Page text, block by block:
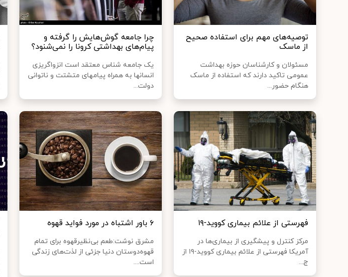
توصیه‌های مهم برای استفاده صحیح
از ماسک
مسئولان و کارشناسان حوزه بهداشت
عمومی تاکید دارند که استفاده از ماسک
هنگام حضور...
چرا جامعه گوش‌هایش را گرفته و
پیام‌های بهداشتی کرونا را نمی‌شنود؟
یک جامعه شناس معتقد است انزواگریزی
انسانها به همراه پیامهای متشتت و ناتوانی
دولت...
فهرستی از علائم بیماری کووید-۱۹
مرکز کنترل و پیشگیری از بیماری‌ها در
آمریکا فهرستی از علائم بیماری کووید-۱۹ از
ج...
۶ باور اشتباه در مورد فواید قهوه
مشرق نوشت:طعم بی‌نظیرقهوه برای تمام
قهوه‌دوستان دنیا جزئی از لذت‌های زندگی
است....